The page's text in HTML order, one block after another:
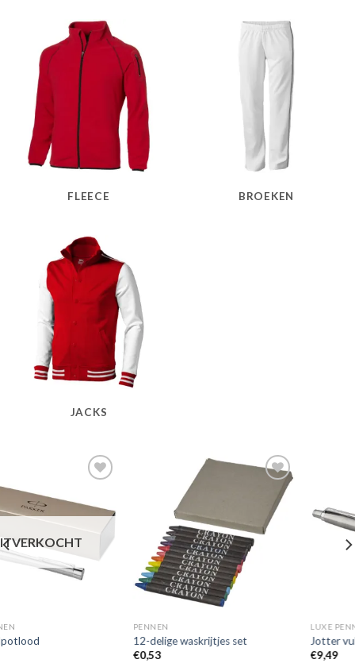
FLEECE BROEKEN
JACKS
PENNEN
12-delige waskrijtjes set
wenslijst
Jotter vulpotlood